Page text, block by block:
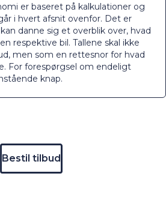
er baseret på kalkulationer og
i hvert afsnit ovenfor. Det er
danne sig et overblik over, hvad
respektive bil. Tallene skal ikke
men som en rettesnor for hvad
For forespørgsel om endeligt
knap.
Bestil tilbud